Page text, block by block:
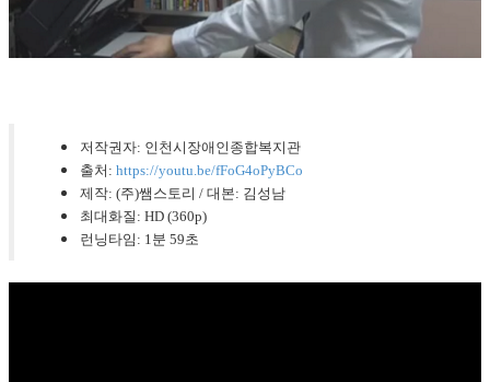
저작권자: 인천시장애인종합복지관
출처: https://youtu.be/fFoG4oPyBCo
제작: (주)쌤스토리 / 대본: 김성남
최대화질: HD (360p)
런닝타임: 1분 59초